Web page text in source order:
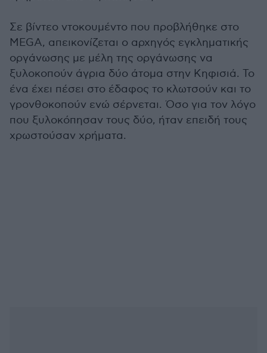
Σε βίντεο ντοκουμέντο που προβλήθηκε στο
MEGA, απεικονίζεται ο αρχηγός εγκληματικής
οργάνωσης με μέλη της οργάνωσης να
ξυλοκοπούν άγρια δύο άτομα στην Κηφισιά. Το
ένα έχει πέσει στο έδαφος το κλωτσούν και το
γρονθοκοπούν ενώ σέρνεται. Όσο για τον λόγο
που ξυλοκόπησαν τους δύο, ήταν επειδή τους
χρωστούσαν χρήματα.